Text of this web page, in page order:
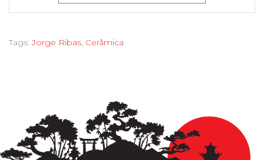
Tags:Jorge Ribas, Cerâmica